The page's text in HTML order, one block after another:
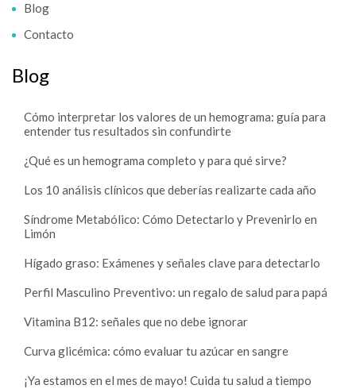
Blog
Contacto
Blog
Cómo interpretar los valores de un hemograma: guía para
entender tus resultados sin confundirte
¿Qué es un hemograma completo y para qué sirve?
Los 10 análisis clínicos que deberías realizarte cada año
Síndrome Metabólico: Cómo Detectarlo y Prevenirlo en
Limón
Hígado graso: Exámenes y señales clave para detectarlo
Perfil Masculino Preventivo: un regalo de salud para papá
Vitamina B12: señales que no debe ignorar
Curva glicémica: cómo evaluar tu azúcar en sangre
¡Ya estamos en el mes de mayo! Cuida tu salud a tiempo